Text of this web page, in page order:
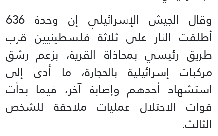
وقال الجيش الإسرائيلي إن وحدة 636
أطلقت النار على ثلاثة فلسطينيين قرب
طريق رئيسي بمحاذاة القرية، بزعم رشق
مركبات إسرائيلية بالحجارة، ما أدى إلى
استشهاد أحدهم وإصابة آخر، فيما بدأت
قوات الاحتلال عمليات ملاحقة للشخص
الثالث.